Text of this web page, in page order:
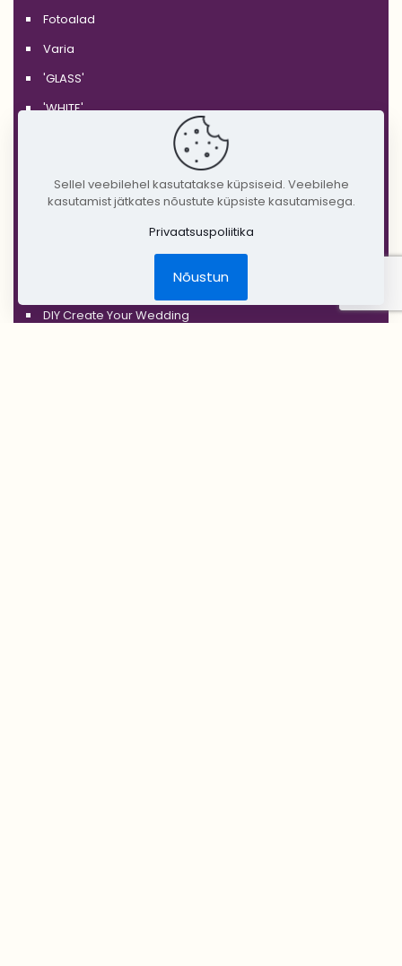
Fotoalad
Varia
'GLASS'
'WHITE'
'GOLD'
DIY Create Your Wedding
Sellel veebilehel kasutatakse küpsiseid. Veebilehe
kasutamist jätkates nõustute küpsiste kasutamisega.
Privaatsuspoliitika
Nõustun